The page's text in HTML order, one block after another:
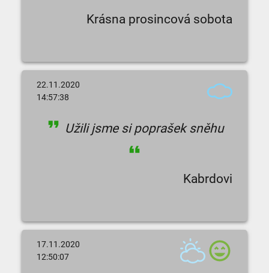
Krásna prosincová sobota
22.11.2020
14:57:38
Užili jsme si poprašek sněhu
Kabrdovi
17.11.2020
12:50:07